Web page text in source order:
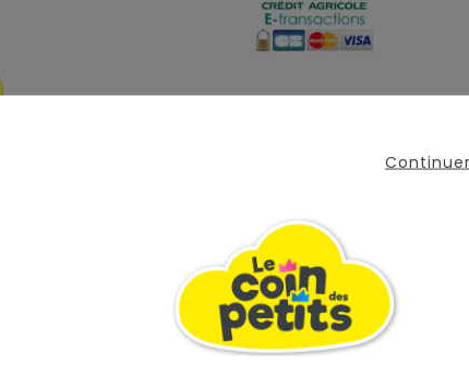
ce joli trousseau de naissance
naissance et de chaussons bébé, ce lot de
du pyjama de votre bébé et les chaussons
ses liens à l'intérieur. Les chaussons sont
bien au chaud et confortable pour vivre les